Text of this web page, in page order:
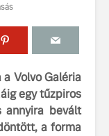
Volvo Galéria
egy tűzpiros
bevált
a forma
A Volvo
bemutatja
gondosan